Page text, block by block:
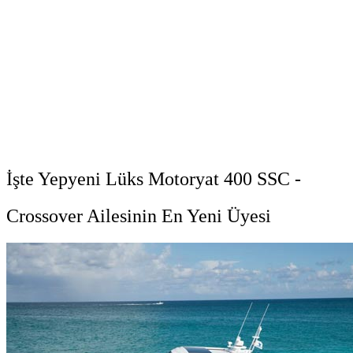
İşte Yepyeni Lüks Motoryat 400 SSC -
Crossover Ailesinin En Yeni Üyesi